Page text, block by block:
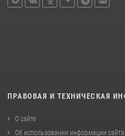
ПРАВОВАЯ И ТЕХНИЧЕСКАЯ
О сайте
Об использовании информации сайта